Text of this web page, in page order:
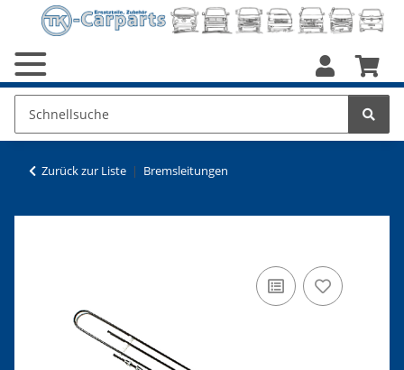
Zurück zur Liste Bremsleitungen